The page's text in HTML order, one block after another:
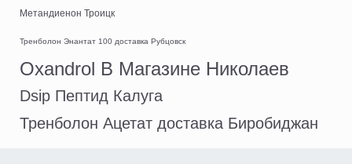
Метандиенон Троицк
Тренболон Энантат 100 доставка Рубцовск
Oxandrol В Магазине Николаев
Dsip Пептид Калуга
Тренболон Ацетат доставка Биробиджан